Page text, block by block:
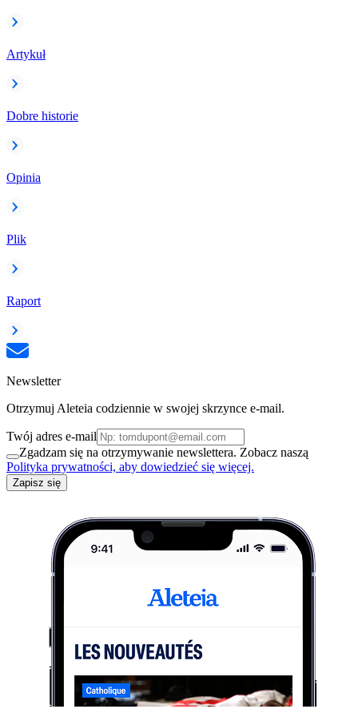
Artykuł
Dobre historie
Opinia
Plik
Raport
Newsletter
Otrzymuj Aleteia codziennie w swojej skrzynce e-mail.
Twój adres e-mail
Zgadzam się na otrzymywanie newslettera. Zobacz naszą
Polityka prywatności, aby dowiedzieć się więcej.
Zapisz się